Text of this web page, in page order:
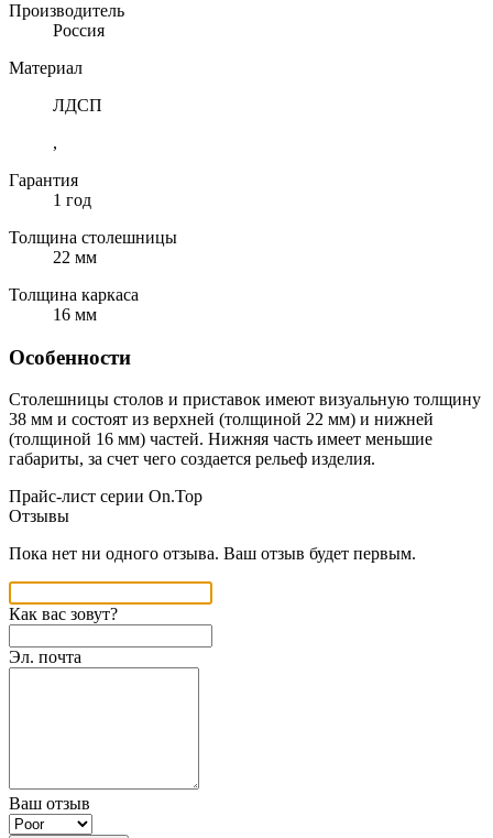
Производитель
Россия
Материал
ЛДСП
,
Гарантия
1 год
Толщина столешницы
22 мм
Толщина каркаса
16 мм
Особенности
Столешницы столов и приставок имеют визуальную толщину
38 мм и состоят из верхней (толщиной 22 мм) и нижней
(толщиной 16 мм) частей. Нижняя часть имеет меньшие
габариты, за счет чего создается рельеф изделия.
Прайс-лист серии On.Top
Отзывы
Пока нет ни одного отзыва. Ваш отзыв будет первым.
Как вас зовут?
Эл. почта
Ваш отзыв